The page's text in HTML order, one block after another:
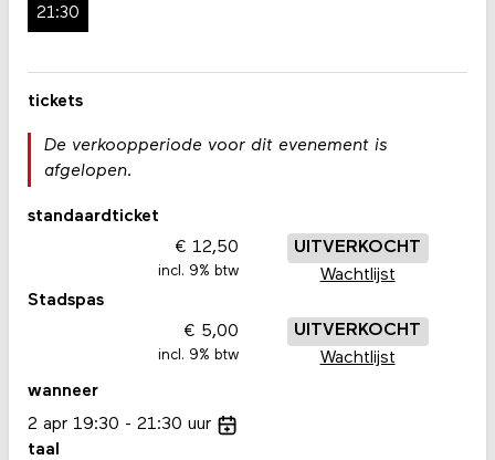
21:30
tickets
De verkoopperiode voor dit evenement is
afgelopen.
standaardticket
12,50
incl. 9% btw
UITVERKOCHT
Wachtlijst
Stadspas
5,00
incl. 9% btw
UITVERKOCHT
Wachtlijst
wanneer
2 apr 19:30 21:30 uur
taal